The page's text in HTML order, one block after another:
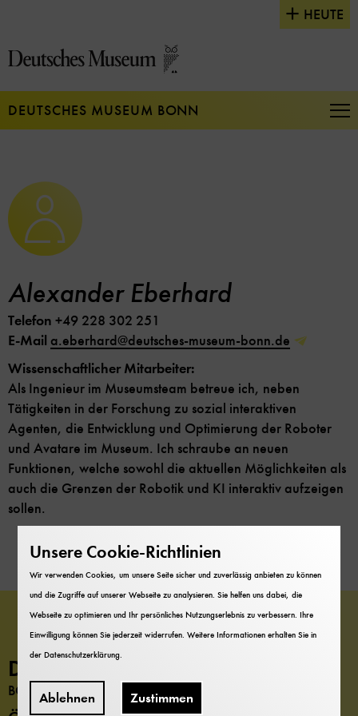
Seiteninhalt
springen
HEUTE
DEUTSCHES MUSEUM BONN
Alexander Eberhard
Telefon +49 228 302 251
E-Mail a.eberhard@deutsches-museum-bonn.de
Wissenschaftlicher Mitarbeiter:
Als Ingenieur im Museumsteam betreue ich, neben
Tätigkeiten in der Forschung zu sozial interaktiven
Agenten, die Entwicklung und Optimierung der Roboter
und Avatare im Museum. Ich schraube an neuen
Funktionen, welche sowohl die aktuellen Möglichkeiten als
auch die Grenzen der Robotik und KI interaktiv aufzeigen
sollen.
Deutsches Museum
BONN
Unsere Cookie-Richtlinien
Wir verwenden Cookies, um unsere Seite sicher und zuverlässig anbieten zu können
und die Zugriffe auf unserer Webseite zu analysieren. Sie helfen uns dabei, die
Webseite zu optimieren und Ihr persönliches Nutzungserlebnis zu verbessern. Ihre
Einwilligung können Sie jederzeit widerrufen. Weitere Informationen erhalten Sie in
derDatenschutzerklärung.
Ablehnen Zustimmen